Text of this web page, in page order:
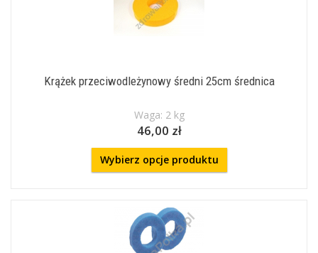
Krążek przeciwodleżynowy średni 25cm średnica
Waga: 2 kg
46,00 zł
Wybierz opcje produktu